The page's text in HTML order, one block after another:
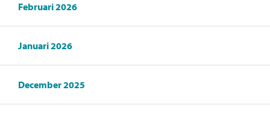
Februari 2026
Januari 2026
December 2025